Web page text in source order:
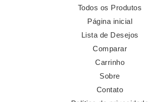
Todos os Produtos
Página inicial
Lista de Desejos
Comparar
Carrinho
Sobre
Contato